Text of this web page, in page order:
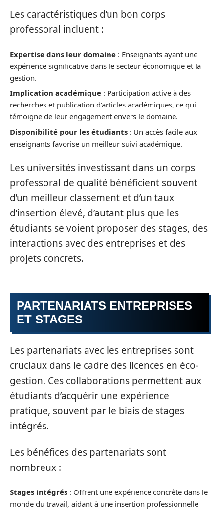
Les caractéristiques d’un bon corps
professoral incluent :
Expertise dans leur domaine : Enseignants ayant une
expérience significative dans le secteur économique et la
gestion.
Implication académique : Participation active à des
recherches et publication d’articles académiques, ce qui
témoigne de leur engagement envers le domaine.
Disponibilité pour les étudiants : Un accès facile aux
enseignants favorise un meilleur suivi académique.
Les universités investissant dans un corps
professoral de qualité bénéficient souvent
d’un meilleur classement et d’un taux
d’insertion élevé, d’autant plus que les
étudiants se voient proposer des stages, des
interactions avec des entreprises et des
projets concrets.
PARTENARIATS ENTREPRISES
ET STAGES
Les partenariats avec les entreprises sont
cruciaux dans le cadre des licences en éco-
gestion. Ces collaborations permettent aux
étudiants d’acquérir une expérience
pratique, souvent par le biais de stages
intégrés.
Les bénéfices des partenariats sont
nombreux :
Stages intégrés : Offrent une expérience concrète dans le
monde du travail, aidant à une insertion professionnelle